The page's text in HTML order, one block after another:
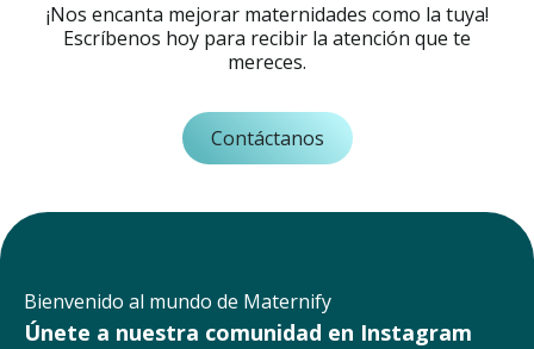
¡Nos encanta mejorar maternidades como la tuya!
Escríbenos hoy para recibir la atención que te
mereces.
Contáctanos
Bienvenido al mundo de Maternify
Únete a nuestra comunidad en Instagram